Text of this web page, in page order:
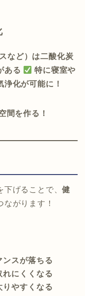
など）は二酸化炭
ある
特に寝室や
化が可能に！
間を作る！
下げることで、健
ながります！
スが落ちる
れにくくなる
やすくなる